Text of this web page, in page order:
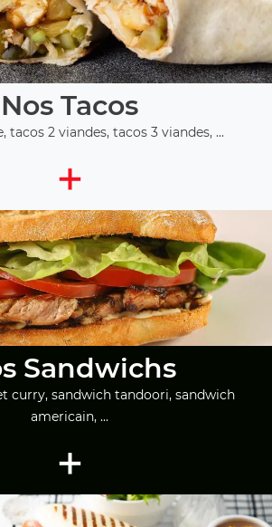
Nos Tacos
tacos 2 viandes, tacos 3 viandes, ...
+
Sandwichs
curry, sandwich tandoori, sandwich
americain, ...
+